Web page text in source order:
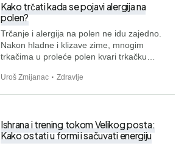
Kako trčati kada se pojavi alergija na
polen?
Trčanje i alergija na polen ne idu zajedno.
Nakon hladne i klizave zime, mnogim
trkačima u proleće polen kvari trkačku…
Uroš Zmijanac Zdravlje
Ishrana i trening tokom Velikog posta:
Kako ostati u formi i sačuvati energiju